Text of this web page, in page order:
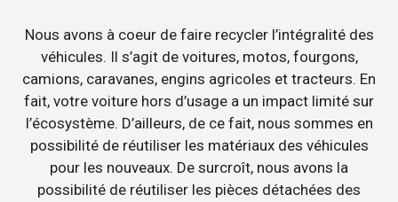
Nous avons à coeur de faire recycler l’intégralité des
véhicules. Il s’agit de voitures, motos, fourgons,
camions, caravanes, engins agricoles et tracteurs. En
fait, votre voiture hors d’usage a un impact limité sur
l’écosystème. D’ailleurs, de ce fait, nous sommes en
possibilité de réutiliser les matériaux des véhicules
pour les nouveaux. De surcroît, nous avons la
possibilité de réutiliser les pièces détachées des